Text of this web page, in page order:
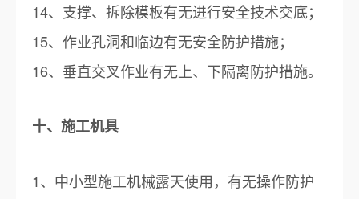
14、支撑、拆除模板有无进行安全技术交底；
15、作业孔洞和临边有无安全防护措施；
16、垂直交叉作业有无上、下隔离防护措施。
十、施工机具
1、中小型施工机械露天使用，有无操作防护